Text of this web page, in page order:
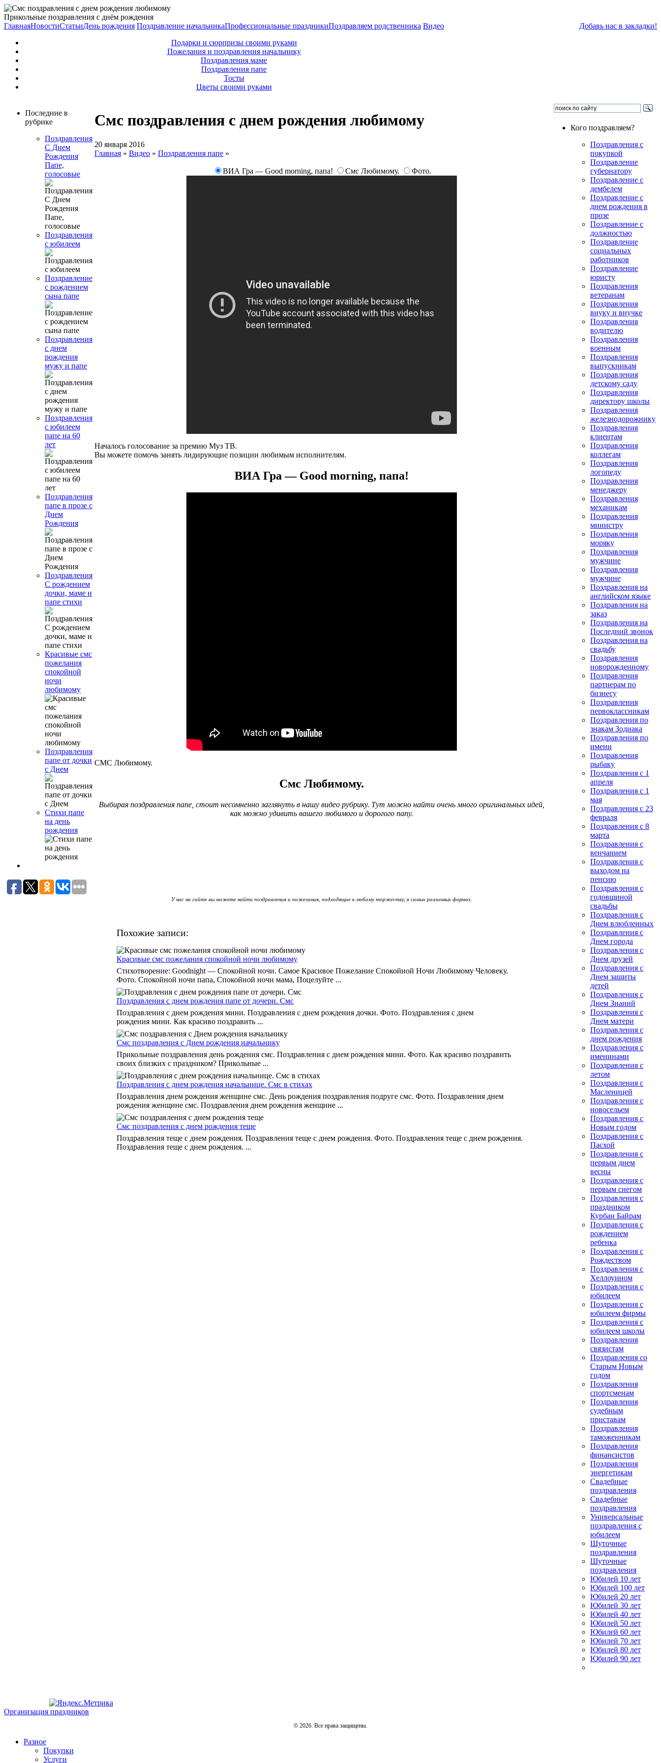
Прикольные поздравления с днём рождения
ГлавнаяНовостиСтатьиДень рождения Поздравление начальникаПрофессиональные праздникиПоздравляем родственника Видео
Подарки и сюрпризы своими руками
Пожелания и поздравления начальнику
Поздравления маме
Поздравления папе
Тосты
Цветы своими руками
Добавь нас в закладки!
Последние в
рубрике
Поздравления
С Днем
Рождения
Папе,
голосовые
Поздравления
с юбилеем
Поздравление
с рождением
сына папе
Поздравления
с днем
рождения
мужу и папе
Поздравления
с юбилеем
папе на 60
лет
Поздравления
папе в прозе с
Днем
Рождения
Поздравления
С рождением
дочки, маме и
папе стихи
Красивые смс
пожелания
спокойной
ночи
любимому
Поздравления
папе от дочки
с Днем
Стихи папе
на день
рождения
Смс поздравления с днем рождения любимому
20 января 2016
Главная » Видео » Поздравления папе »
ВИА Гра — Good morning, папа! Смс Любимому. Фото.
Началось голосование за премию Муз ТВ.
Вы можете помочь занять лидирующие позиции любимым исполнителям.
ВИА Гра — Good morning, папа!
СМС Любимому.
Смс Любимому.
Выбирая поздравления папе, стоит несомненно заглянуть в нашу видео рубрику. Тут можно найти очень много оригинальных идей,
как можно удивить вашего любимого и дорогого папу.
У нас на сайте вы можете найти поздравления и пожелания, подходящие к любому торжеству, в самых различных формах.
Похожие записи:
Красивые смс пожелания спокойной ночи любимому
Стихотворение: Goodnight — Спокойной ночи. Самое Красивое Пожелание Спокойной Ночи Любимому Человеку.
Фото. Спокойной ночи папа, Спокойной ночи мама, Поцелуйте ...
Поздравления с днем рождения папе от дочери. Смс
Поздравления с днем рождения мини. Поздравления с днем рождения дочки. Фото. Поздравления с днем
рождения мини. Как красиво поздравить ...
Смс поздравления с Днем рождения начальнику
Прикольные поздравления день рождения смс. Поздравления с днем рождения мини. Фото. Как красиво поздравить
своих близких с праздником? Прикольные ...
Поздравления с днем рождения начальнице. Смс в стихах
Поздравления днем рождения женщине смс. День рождения поздравления подруге смс. Фото. Поздравления днем
рождения женщине смс. Поздравления днем рождения женщине ...
Смс поздравления с днем рождения теще
Поздравления теще с днем рождения. Поздравления теще с днем рождения. Фото. Поздравления теще с днем рождения.
Поздравления теще с днем рождения. ...
Кого поздравляем?
Поздравления с
покупкой
Поздравление
губернатору
Поздравление с
дембелем
Поздравление с
днем рождения в
прозе
Поздравление с
должностью
Поздравление
социальных
работников
Поздравление
юристу
Поздравления
ветеранам
Поздравления
внуку и внучке
Поздравления
водителю
Поздравления
военным
Поздравления
выпускникам
Поздравления
детскому саду
Поздравления
директору школы
Поздравления
железнодорожнику
Поздравления
клиентам
Поздравления
коллегам
Поздравления
логопеду
Поздравления
менеджеру
Поздравления
механикам
Поздравления
министру
Поздравления
моряку
Поздравления
мужчине
Поздравления
мужчине
Поздравления на
английском языке
Поздравления на
заказ
Поздравления на
Последний звонок
Поздравления на
свадьбу
Поздравления
новорожденному
Поздравления
партнерам по
бизнесу
Поздравления
первоклассникам
Поздравления по
знакам Зодиака
Поздравления по
имени
Поздравления
рыбаку
Поздравления с 1
апреля
Поздравления с 1
мая
Поздравления с 23
февраля
Поздравления с 8
марта
Поздравления с
венчанием
Поздравления с
выходом на
пенсию
Поздравления с
годовщиной
свадьбы
Поздравления с
Днем влюбленных
Поздравления с
Днем города
Поздравления с
Днем друзей
Поздравления с
Днем защиты
детей
Поздравления с
Днем Знаний
Поздравления с
Днем матери
Поздравления с
днем рождения
Поздравления с
именинами
Поздравления с
летом
Поздравления с
Масленицей
Поздравления с
новосельем
Поздравления с
Новым годом
Поздравления с
Пасхой
Поздравления с
первым днем
весны
Поздравления с
первым снегом
Поздравления с
праздником
Курбан Байрам
Поздравления с
рождением
ребенка
Поздравления с
Рождеством
Поздравления с
Хеллоуином
Поздравления с
юбилеем
Поздравления с
юбилеем фирмы
Поздравления с
юбилеем школы
Поздравления
связистам
Поздравления со
Старым Новым
годом
Поздравления
спортсменам
Поздравления
судебным
приставам
Поздравления
таможенникам
Поздравления
финансистов
Поздравления
энергетикам
Свадебные
поздравления
Свадебные
поздравления
Универсальные
поздравления с
юбилеем
Шуточные
поздравления
Шуточные
поздравления
Юбилей 10 лет
Юбилей 100 лет
Юбилей 20 лет
Юбилей 30 лет
Юбилей 40 лет
Юбилей 50 лет
Юбилей 60 лет
Юбилей 70 лет
Юбилей 80 лет
Юбилей 90 лет
Организация праздников
© 2026. Все права защищены.
Разное
Покупки
Услуги